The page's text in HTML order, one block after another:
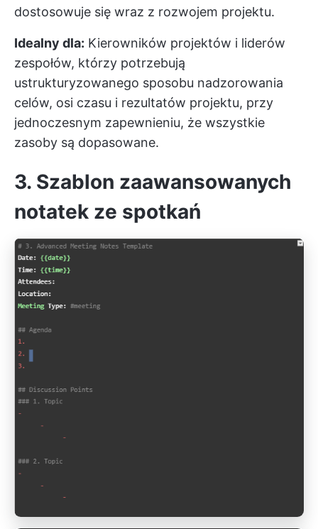
dostosowuje się wraz z rozwojem projektu.
Idealny dla: Kierowników projektów i liderów
zespołów, którzy potrzebują
ustrukturyzowanego sposobu nadzorowania
celów, osi czasu i rezultatów projektu, przy
jednoczesnym zapewnieniu, że wszystkie
zasoby są dopasowane.
3. Szablon zaawansowanych
notatek ze spotkań